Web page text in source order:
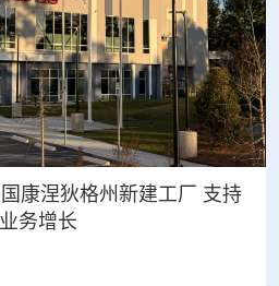
康涅狄格州新建工厂 支持
务增长